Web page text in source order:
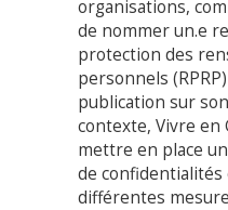
organisations,
de nommer un.e
protection des
personnels
publication sur
contexte, Vivre en
mettre en place
de
différentes